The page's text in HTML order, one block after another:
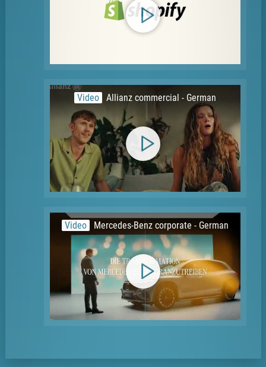
Video Allianz commercial - German
Video Mercedes-Benz corporate - German